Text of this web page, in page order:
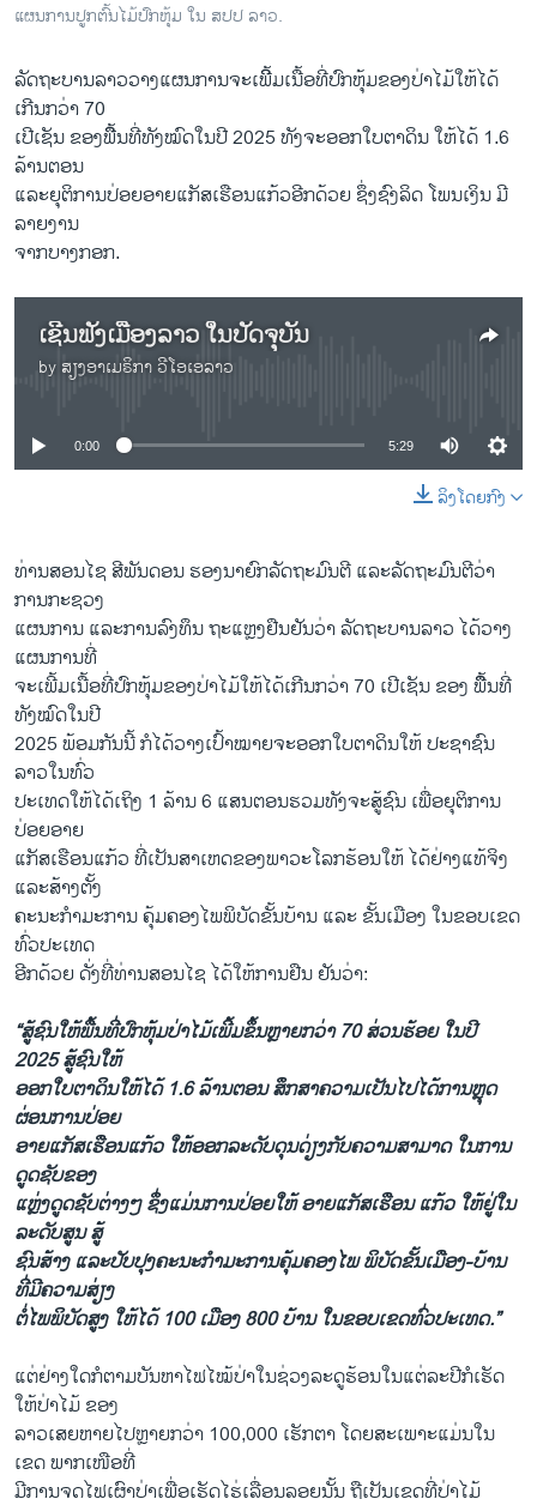
ສຽງ
ລາຍການກະຈາຍສຽງ
ລາຍງານ
ຕິດຕາມພວກເຮົາ ທີ່
ພາສາຕ່າງໆ
ແຜນການປູກຕົ້ນໄມ້ປົກຫຸ້ມ ໃນ ສປປ ລາວ.
ລັດຖະບານລາວວາງແຜນການຈະເພີິ້ມເນື້ອທີ່ປົກຫຸ້ມຂອງປ່າໄມ້ໃຫ້ໄດ້
ເກີນກວ່າ 70
ເປີເຊັນ ຂອງພີື້ນທີ່ທັງໝົດໃນປີ 2025 ທັງຈະອອກໃບຕາດິນ ໃຫ້ໄດ້ 1.6
ລ້ານຕອນ
ແລະຍຸຕິການປ່ອຍອາຍແກັສເຮືອນແກ້ວອີກດ້ວຍ ຊຶ່ງຊົງລິດ ໂພນເງິນ ມີ
ລາຍງານ
ຈາກບາງກອກ.
ເຊີນຟັງເມືອງລາວ ໃນປັດຈຸບັນ
by ສຽງອາເມຣິກາ ວີໂອເອລາວ
No media source currently available
0:00 5:29
ລິງໂດຍກົງ
ທ່ານສອນໄຊ ສີພັນດອນ ຮອງນາຍົກລັດຖະມົນຕີ ແລະລັດຖະມົນຕີວ່າ
ການກະຊວງ
ແຜນການ ແລະການລົງທຶນ ຖະແຫຼງຢືນຢັນວ່າ ລັດຖະບານລາວ ໄດ້ວາງ
ແຜນການທີ່
ຈະເພີ້ມເນື້ອທີ່ປົກຫຸ້ມຂອງປ່າໄມ້ໃຫ້ໄດ້ເກີນກວ່າ 70 ເປີເຊັນ ຂອງ ພືຶ້ນທີ່
ທັງໝົດໃນປີ
2025 ພ້ອມກັນນີ້ ກໍໄດ້ວາງເປົ້າໝາຍຈະອອກໃບຕາດິນໃຫ້ ປະຊາຊົນ
ລາວໃນທົ່ວ
ປະເທດໃຫ້ໄດ້ເຖິງ 1 ລ້ານ 6 ແສນຕອນຮວມທັງຈະສູ້ຊົນ ເພື່ອຍຸຕິການ
ປ່ອຍອາຍ
ແກັສເຮືອນແກ້ວ ທີ່ເປັນສາເຫດຂອງພາວະໂລກຮ້ອນໃຫ້ ໄດ້ຢ່າງແທ້ຈິງ
ແລະສ້າງຕັ້ງ
ຄະນະກຳມະການ ຄຸ້ມຄອງໄພພິບັດຂັ້ນບ້ານ ແລະ ຂັ້ນເມືອງ ໃນຂອບເຂດ
ທົ່ວປະເທດ
ອີກດ້ວຍ ດັ່ງທີ່ທ່ານສອນໄຊ ໄດ້ໃຫ້ການຢືນ ຢັນວ່າ:
“ສູ້ຊົນໃຫ້ພື້ນທີ່ປົກຫຸ້ມປ່າໄມ້ເພີ້ມຂຶ້ນຫຼາຍກວ່າ 70 ສ່ວນຮ້ອຍ ໃນປີ
2025 ສູ້ຊົນໃຫ້
ອອກໃບຕາດິນໃຫ້ໄດ້ 1.6 ລ້ານຕອນ ສຶກສາຄວາມເປັນໄປໄດ້ການຫຼຸດ
ຜ່ອນການປ່ອຍ
ອາຍແກັສເຮືອນແກ້ວ ໃຫ້ອອກລະດັບດຸນດ່ຽງກັບຄວາມສາມາດ ໃນການ
ດູດຊັບຂອງ
ແຫຼ່ງດູດຊັບຕ່າງໆ ຊຶ່ງແມ່ນການປ່ອຍໃຫ້ ອາຍແກັສເຮືອນ ແກ້ວ ໃຫ້ຢູ່ໃນ
ລະດັບສູນ ສູ້
ຊົນສ້າງ ແລະປັບປຸງຄະນະກຳມະການຄຸ້ມຄອງໄພ ພິບັດຂັ້ນເມືອງ-ບ້ານ
ທີ່ມີຄວາມສ່ຽງ
ຕໍ່ໄພພິບັດສູງ ໃຫ້ໄດ້ 100 ເມືອງ 800 ບ້ານ ໃນຂອບເຂດທົ່ວປະເທດ.”
ແຕ່ຢ່າງໃດກໍຕາມບັນຫາໄຟໄໝ້ປ່າໃນຊ່ວງລະດູຮ້ອນໃນແຕ່ລະປີກໍເຮັດ
ໃຫ້ປ່າໄມ້ ຂອງ
ລາວເສຍຫາຍໄປຫຼາຍກວ່າ 100,000 ເຮັກຕາ ໂດຍສະເພາະແມ່ນໃນ
ເຂດ ພາກເໜືອທີ່
ມີການຈູດໄຟເຜົາປ່າເພື່ອເຮັດໄຮ່ເລື່ອນລອຍນັ້ນ ຖືເປັນເຂດທີ່ປ່າໄມ້